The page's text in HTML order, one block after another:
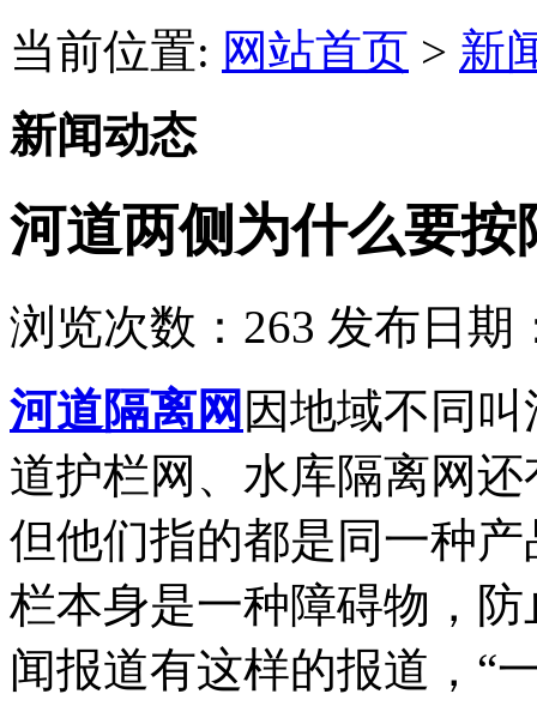
当前位置: 网站首页 > 新
新闻动态
河道两侧为什么要按
浏览次数： 263 发布日期
河道隔离网 因地域不同
道护栏网、水库隔离网
但他们指的都是同一种
栏本身是一种障碍物，
闻报道有这样的报道，“